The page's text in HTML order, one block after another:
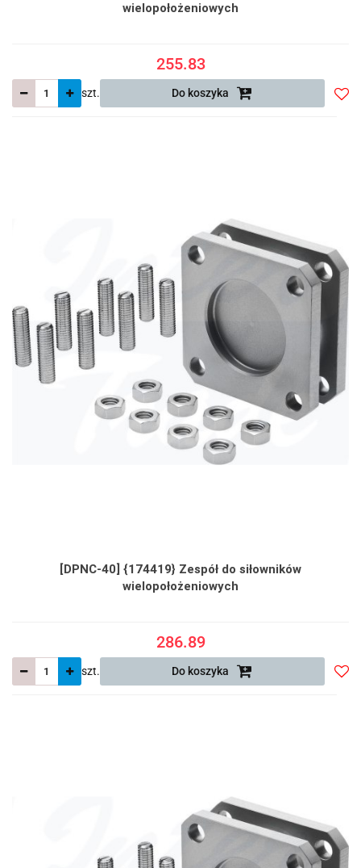
wielopołożeniowych
255.83
szt. Do koszyka
[DPNC-40] {174419} Zespół do siłowników
wielopołożeniowych
286.89
szt. Do koszyka